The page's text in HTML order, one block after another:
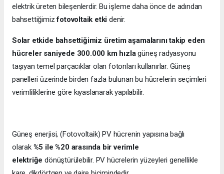
elektrik üreten bileşenlerdir. Bu işleme daha önce de adından
bahsettiğimizfotovoltaik etkidenir.
Solar etkide bahsettiğimiz üretim aşamalarını takip eden
hücreler saniyede 300.000 km hızlagüneş radyasyonu
taşıyan temel parçacıklar olan fotonları kullanırlar. Güneş
panelleri üzerinde birden fazla bulunan bu hücrelerin seçimleri
verimliliklerine göre kıyaslanarak yapılabilir.
Güneş enerjisi, (Fotovoltaik) PV hücrenin yapısına bağlı
olarak %5 ile %20 arasında bir verimle
elektriğedönüştürülebilir. PV hücrelerin yüzeyleri genellikle